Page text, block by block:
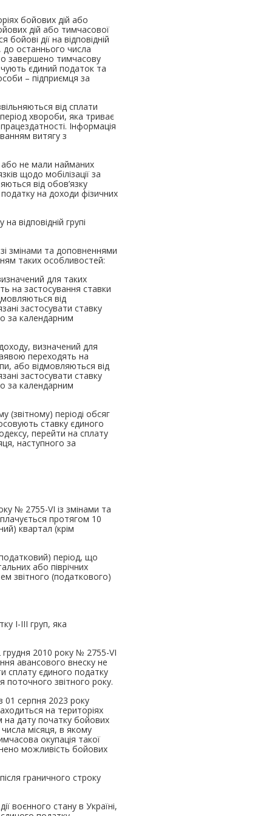
бойових дій або
дій або тимчасової
дії на відповідній
до останнього числа
завершено тимчасову
єдиний податок та
– підприємця за
від сплати
хвороби, яка триває
Інформація
витягу з
або не мали найманих
щодо мобілізації за
від обов’язку
податку на доходи фізичних
відповідній групі
змінами та доповненнями
таких особливостей:
для таких
на застосування ставки
від
застосувати ставку
за календарним
визначений для
переходять на
або відмовляються від
застосувати ставку
за календарним
(звітному) періоді обсяг
ставку єдиного
перейти на сплату
наступного за
№ 2755-VI із змінами та
протягом 10
квартал (крім
період, що
або піврічних
звітного (податкового)
І-ІІІ груп, яка
грудня 2010 року № 2755-VI
авансового внеску не
сплату єдиного податку
поточного звітного року.
01 серпня 2023 року
на територіях
на дату початку бойових
місяця, в якому
окупація такої
можливість бойових
граничного строку
воєнного стану в Україні,